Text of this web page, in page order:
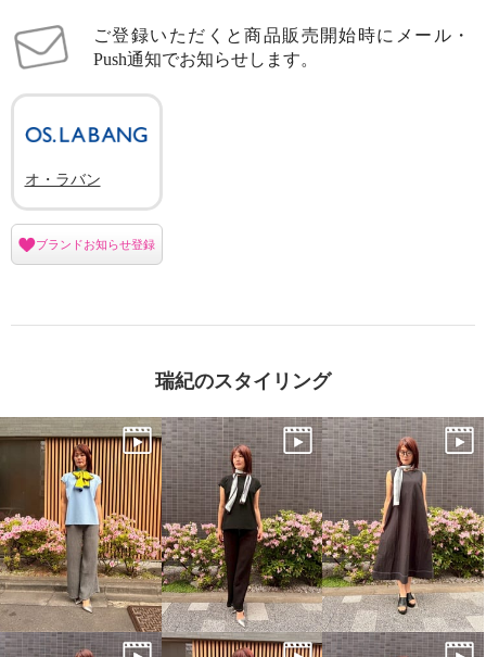
ご登録いただくと商品販売開始時にメール・
Push通知でお知らせします。
オ・ラバン
ブランドお知らせ登録
瑞紀のスタイリング